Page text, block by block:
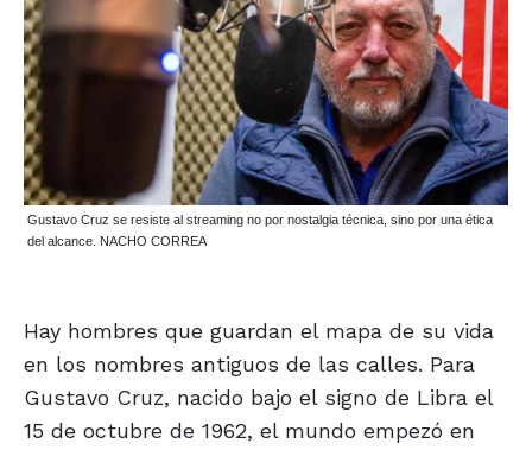
Gustavo Cruz se resiste al streaming no por nostalgia técnica, sino por una ética
del alcance. NACHO CORREA
Hay hombres que guardan el mapa de su vida
en los nombres antiguos de las calles. Para
Gustavo Cruz, nacido bajo el signo de Libra el
15 de octubre de 1962, el mundo empezó en